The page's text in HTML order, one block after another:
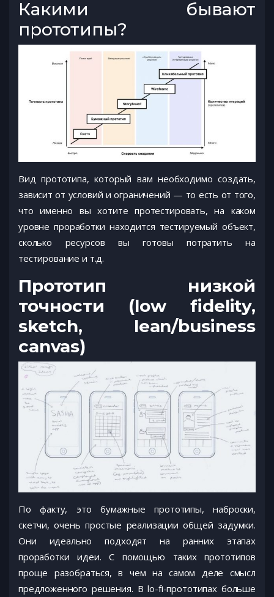
Какими бывают
прототипы?
Вид прототипа, который вам необходимо создать,
зависит от условий и ограничений — то есть от того,
что именно вы хотите протестировать, на каком
уровне проработки находится тестируемый объект,
сколько ресурсов вы готовы потратить на
тестирование и т.д.
Прототип низкой
точности (low fidelity,
sketch, lean/business
canvas)
По факту, это бумажные прототипы, наброски,
скетчи, очень простые реализации общей задумки.
Они идеально подходят на ранних этапах
проработки идеи. С помощью таких прототипов
проще разобраться, в чем на самом деле смысл
предложенного решения. В lo-fi-прототипах больше